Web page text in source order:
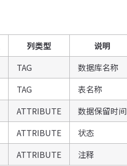
列类型
说明
TAG
数据库名称
TAG
表名称
ATTRIBUTE
数据保留时间
ATTRIBUTE
状态
ATTRIBUTE 注释